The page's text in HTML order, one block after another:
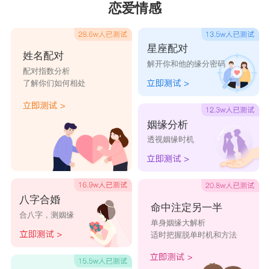
恋爱情感
姓名配对
配对指数分析
了解你们如何相处
八字合婚
合八字，测姻缘
星座配对
解开你和他的缘分密码
姻缘分析
透视姻缘时机
命中注定另一半
单身姻缘大解析
适时把握脱单时机和方法